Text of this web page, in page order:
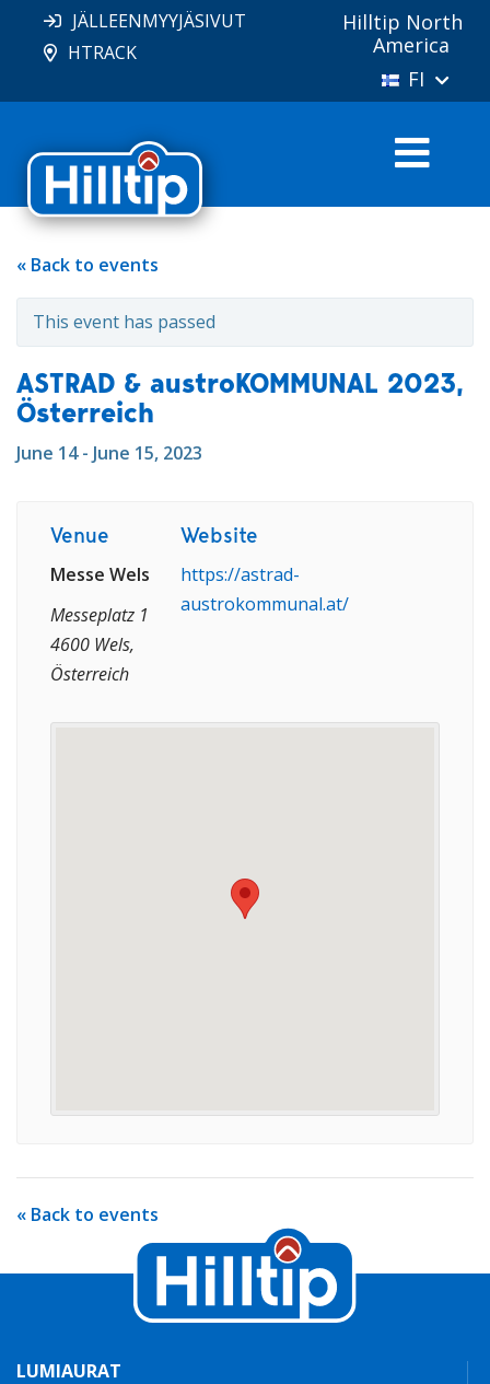
JÄLLEENMYYJÄSIVUT
HTRACK
Hilltip North
America
FI
« Back to events
This event has passed
ASTRAD & austroKOMMUNAL 2023,
Österreich
June 14 - June 15, 2023
Venue
Messe Wels
Messeplatz 1
4600 Wels,
Österreich
Website
https://astrad-
austrokommunal.at/
« Back to events
LUMIAURAT